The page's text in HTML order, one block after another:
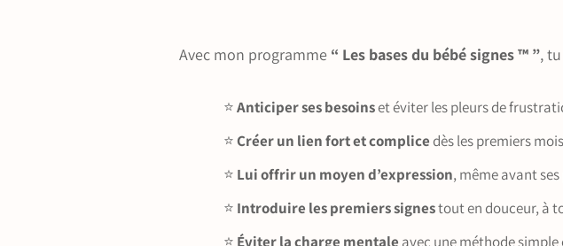
Avec mon programme “ Les bases du bébé signes ™ ”,
⭐️Anticiper ses besoinset éviter les pleurs de
⭐️Créer un lien fort et complice dès les premiers
⭐️ Lui offrir un moyen d’expression, même avant
⭐️ Introduire les premiers signestout en douceur, à
⭐️ Éviter la charge mentale avec une méthode simple